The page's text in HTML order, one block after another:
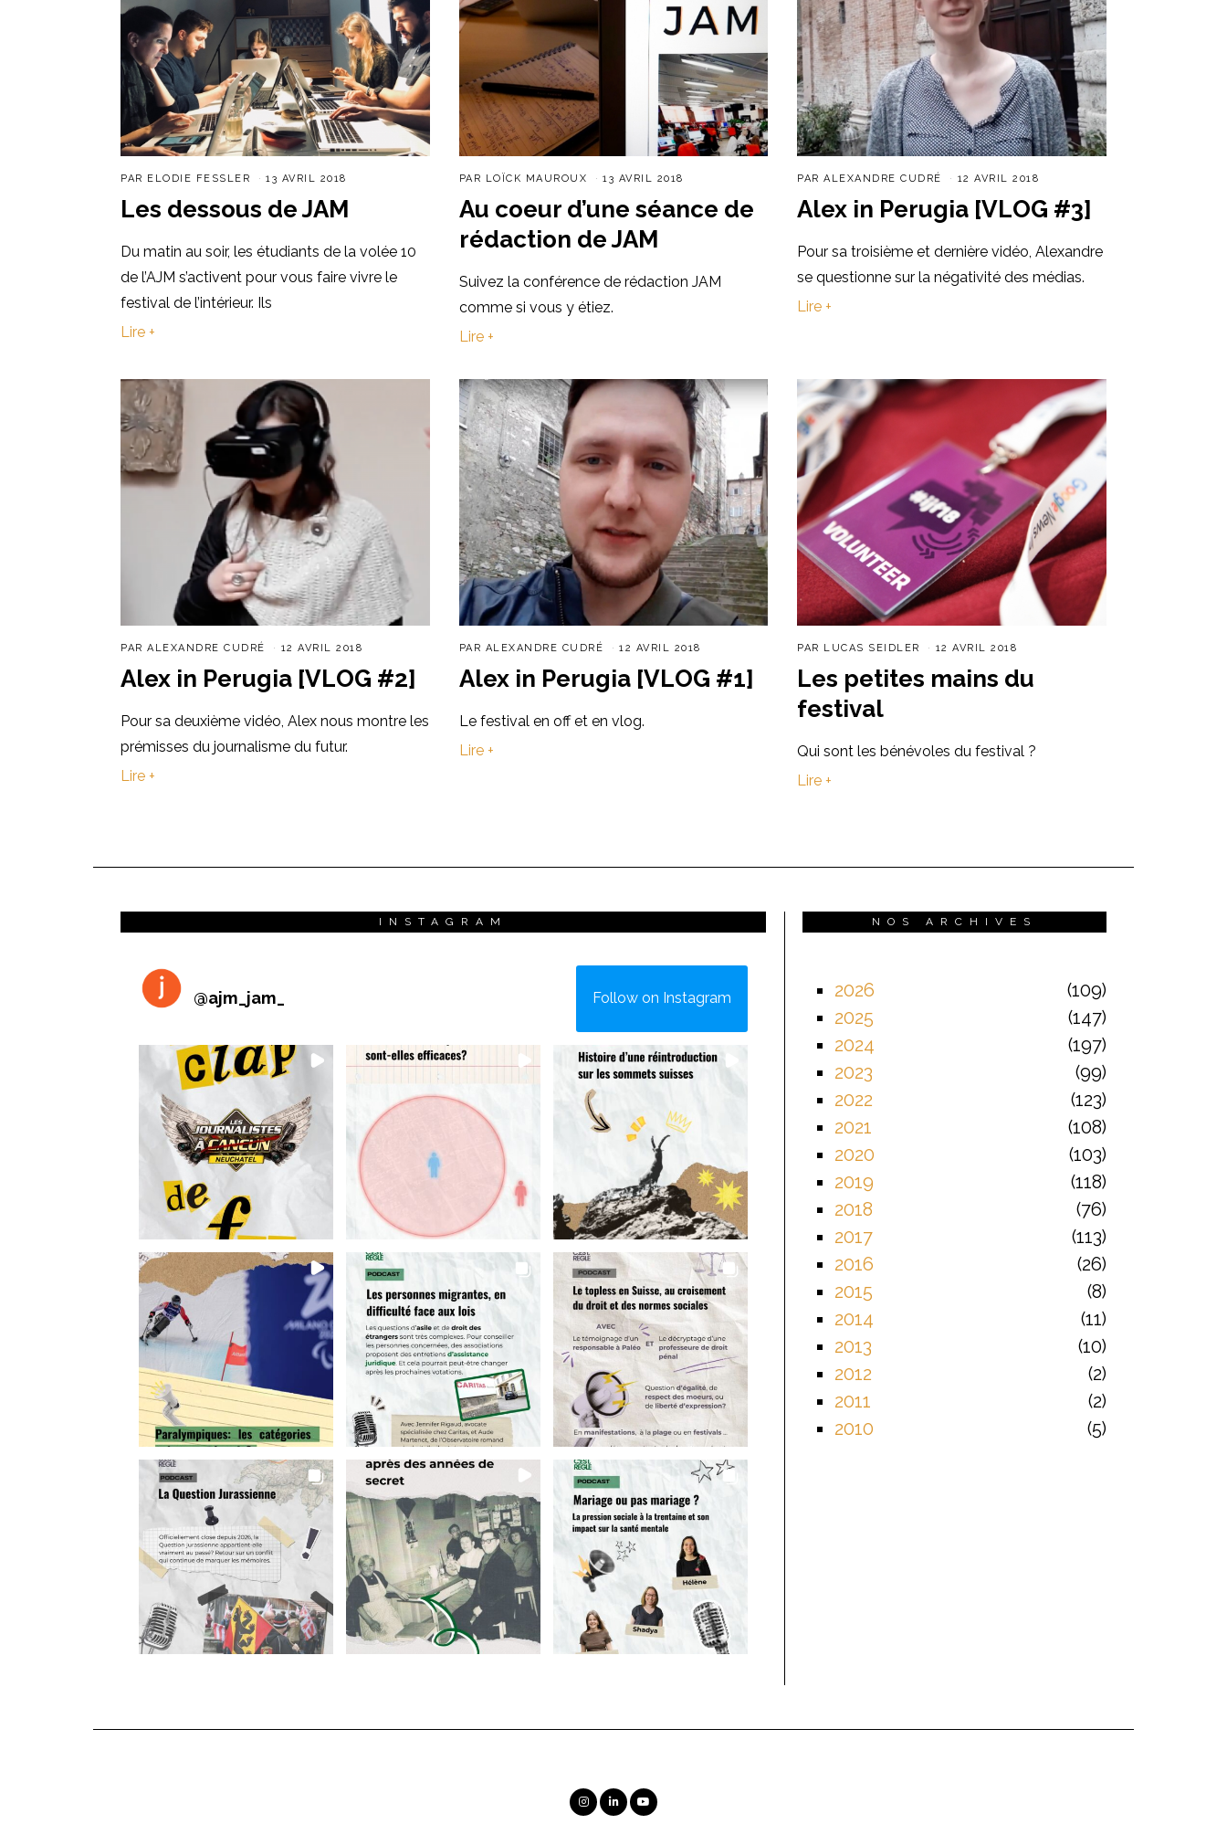
PAR ELODIE FESSLER 13 AVRIL 2018
Les dessous de JAM
Du matin au soir, les étudiants de la volée 10
de l’AJM s’activent pour vous faire vivre le
festival de l’intérieur. Ils
Lire +
PAR LOÏCK MAUROUX 13 AVRIL 2018
Au coeur d’une séance de
rédaction de JAM
Suivez la conférence de rédaction JAM
comme si vous y étiez.
Lire +
PARALEXANDRE CUDRÉ 12 AVRIL 2018
Alex in Perugia [VLOG #3]
Pour sa troisième et dernière vidéo, Alexandre
se questionne sur la négativité des médias.
Lire +
PAR ALEXANDRE CUDRÉ 12 AVRIL 2018
Alex in Perugia [VLOG #2]
Pour sa deuxième vidéo, Alex nous montre les
prémisses du journalisme du futur.
Lire +
PAR ALEXANDRE CUDRÉ 12 AVRIL 2018
Alex in Perugia [VLOG #1]
Le festival en off et en vlog.
Lire +
PAR LUCAS SEIDLER 12 AVRIL 2018
Les petites mains du
festival
Qui sont les bénévoles du festival ?
Lire +
INSTAGRAM
@ajm_jam_ Follow on Instagram
NOS ARCHIVES
2026
109
2025
147
2024
197
2023
99
2022
123
2021
108
2020
103
2019
118
2018
76
2017
113
2016
26
2015
8
2014
11
2013
10
2012
2
2011
2
2010
5